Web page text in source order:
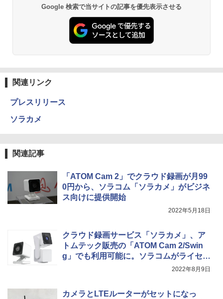
Google 検索で当サイトの記事を優先表示させる
関連リンク
プレスリリース
ソラカメ
関連記事
「ATOM Cam 2」でクラウド録画が月99
0円から、ソラコム「ソラカメ」がビジネ
ス向けに提供開始
2022年5月18日
クラウド録画サービス「ソラカメ」、ア
トムテック販売の「ATOM Cam 2/Swin
g」でも利用可能に。ソラコムがライセン
2022年8月9日
カメラとLTEルーターがセットになっ